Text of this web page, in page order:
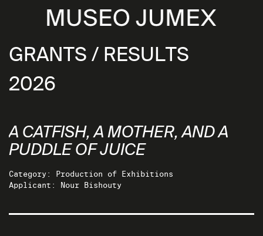
GRANTS / RESULTS
2026
A CATFISH, A MOTHER, AND A
PUDDLE OF JUICE
Category: Production of Exhibitions
Applicant: Nour Bishouty